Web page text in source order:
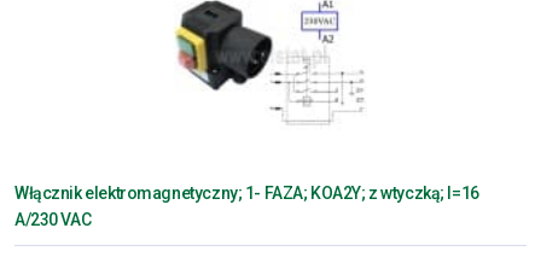
Włącznik elektromagnetyczny; 1- FAZA; KOA2Y; z wtyczką; I=16
A/230 VAC